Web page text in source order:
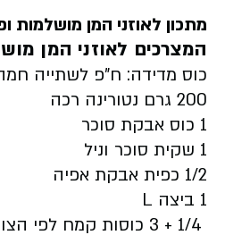
מתכון לאוזני המן מושלמות
המצרכים לאוזני המן
כוס מדידה: ח"פ לשתייה
200 גרם נטורינה רכה
1 כוס אבקת סוכר
1 שקית סוכר וניל
1/2 כפית אבקת אפיה
1 ביצה
L